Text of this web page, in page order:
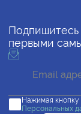
Подпишитесь
первыми
Нажимая кнопку
Персональных